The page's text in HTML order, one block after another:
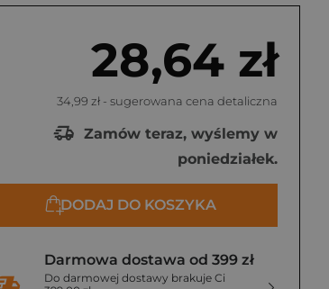
28,64 zł
34,99 zł - sugerowana cena detaliczna
Zamów teraz, wyślemy w
poniedziałek.
DODAJ DO KOSZYKA
Darmowa dostawa od 399 zł
Do darmowej dostawy brakuje Ci
Książka
Okładka twarda
20,99 zł
Książka
Okładka twarda
27,88 zł